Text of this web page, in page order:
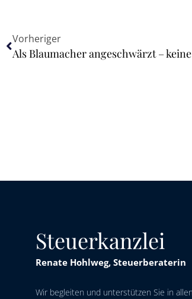
Vorheriger
Als Blaumacher angeschwärzt –
Steuerkanzlei
Renate Hohlweg, Steuerberaterin
Wir begleiten und unterstützen Sie in allen